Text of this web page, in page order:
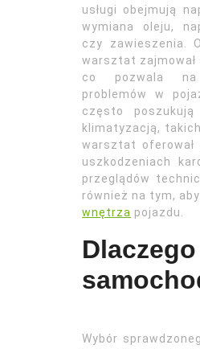
usługi obejmują
wymiana oleju,
czy zawieszenia.
warsztat zajmował
co pozwala na
problemów w
często
klimatyzacją,
warsztat oferował
uszkodzeniach
przeglądów
również na tym,
wnętrza pojazdu.
Wybór